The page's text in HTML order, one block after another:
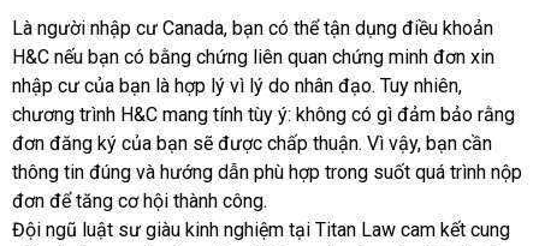
Là người nhập cư Canada, bạn có thể tận dụng điều khoản
H&C nếu bạn có bằng chứng liên quan chứng minh đơn xin
nhập cư của bạn là hợp lý vì lý do nhân đạo. Tuy nhiên,
chương trình H&C mang tính tùy ý: không có gì đảm bảo rằng
đơn đăng ký của bạn sẽ được chấp thuận. Vì vậy, bạn cần
thông tin đúng và hướng dẫn phù hợp trong suốt quá trình nộp
đơn để tăng cơ hội thành công.
Đội ngũ luật sư giàu kinh nghiệm tại Titan Law cam kết cung